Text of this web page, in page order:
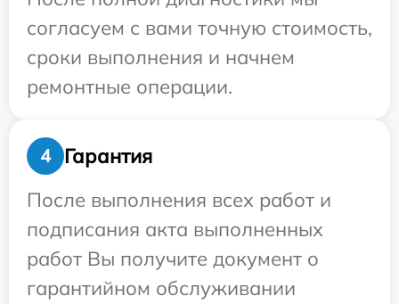
согласуем с вами точную стоимость,
сроки выполнения и начнем
ремонтные операции.
4
Гарантия
После выполнения всех работ и
подписания акта выполненных
работ Вы получите документ о
гарантийном обслуживании